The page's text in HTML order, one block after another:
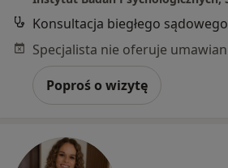
Konsultacja biegłego sądowego
Poproś o wizytę